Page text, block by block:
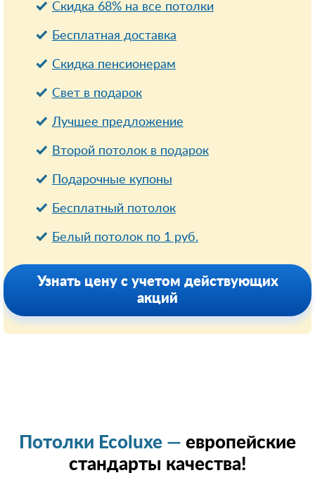
Скидка 68% на все потолки
Бесплатная доставка
Cкидка пенсионерам
Свет в подарок
Лучшее предложение
Второй потолок в подарок
Подарочные купоны
Бесплатный потолок
Белый потолок по 1 руб.
Узнать цену с учетом действующих
акций
Потолки Ecoluxe — европейские
стандарты качества!